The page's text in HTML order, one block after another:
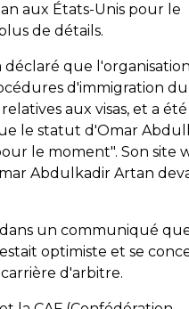
aux États-Unis pour le
de détails.
déclaré que
d'immigration du
aux visas, et a été
le statut d'Omar
le moment". Son site
Abdulkadir Artan
un communiqué
optimiste et se
d'arbitre.